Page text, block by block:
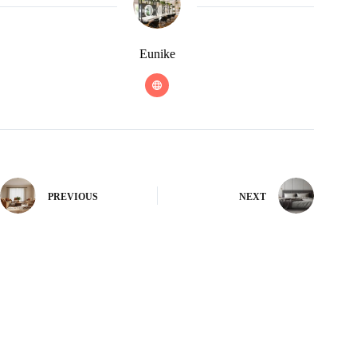
Eunike
PREVIOUS NEXT